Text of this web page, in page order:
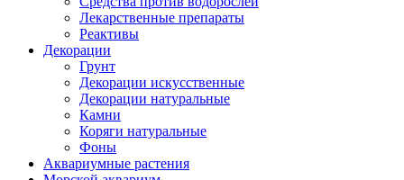
Лекарственные препараты
Реактивы
Декорации
Грунт
Декорации искусственные
Декорации натуральные
Камни
Коряги натуральные
Фоны
Аквариумные растения